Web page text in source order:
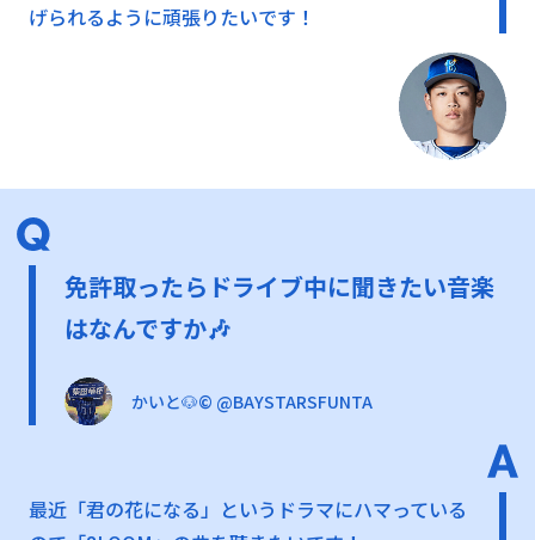
げられるように頑張りたいです！
免許取ったらドライブ中に聞きたい音楽
はなんですか🎶
かいと🐶©️ @BAYSTARSFUNTA
最近「君の花になる」というドラマにハマっている